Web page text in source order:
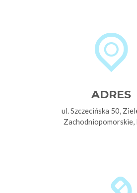
ADRES
ul. Szczecińska 50,
Zachodniopomorskie,